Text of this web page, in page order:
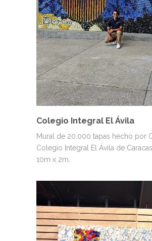
MURALES PAISAJES Y
Colegio Integral El Ávila
Mural de 20.000 tapas hecho por
Colegio Integral El Ávila de
10m x 2m.